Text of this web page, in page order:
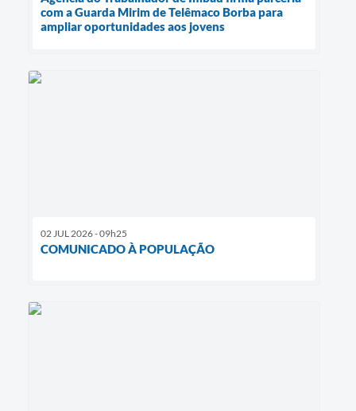
com a Guarda Mirim de Telêmaco Borba para
ampliar oportunidades aos jovens
02 JUL 2026 - 09h25
COMUNICADO À POPULAÇÃO